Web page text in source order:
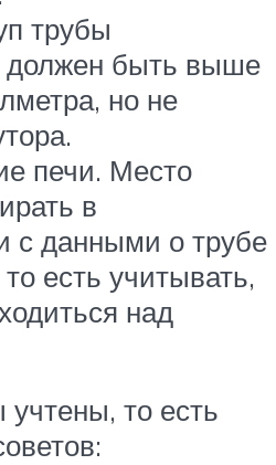
трубы
должен быть выше
но не
печи. Место
в
с данными о трубе
есть учитывать,
над
учтены, то есть